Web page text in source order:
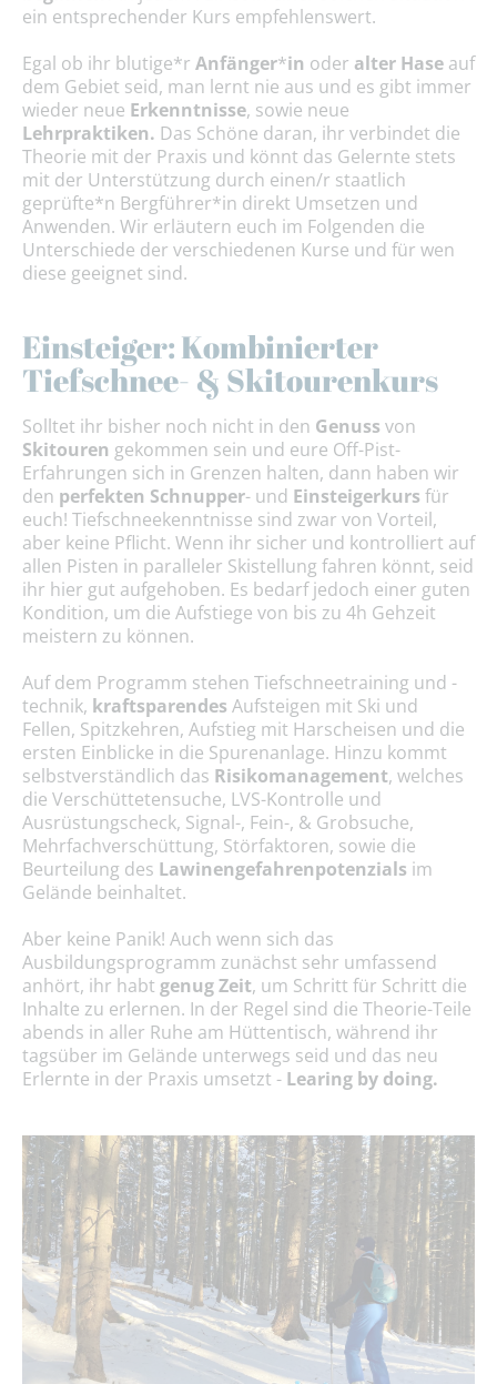
ein entsprechender Kurs empfehlenswert.
Egal ob ihr blutige*r Anfänger*in oder alter Hase auf
dem Gebiet seid, man lernt nie aus und es gibt immer
wieder neue Erkenntnisse, sowie neue
Lehrpraktiken. Das Schöne daran, ihr verbindet die
Theorie mit der Praxis und könnt das Gelernte stets
mit der Unterstützung durch einen/r staatlich
geprüfte*n Bergführer*in direkt Umsetzen und
Anwenden. Wir erläutern euch im Folgenden die
Unterschiede der verschiedenen Kurse und für wen
diese geeignet sind.
Einsteiger: Kombinierter
Tiefschnee- & Skitourenkurs
Solltet ihr bisher noch nicht in den Genuss von
Skitouren gekommen sein und eure Off-Pist-
Erfahrungen sich in Grenzen halten, dann haben wir
den perfekten Schnupper- und Einsteigerkurs für
euch! Tiefschneekenntnisse sind zwar von Vorteil,
aber keine Pflicht. Wenn ihr sicher und kontrolliert auf
allen Pisten in paralleler Skistellung fahren könnt, seid
ihr hier gut aufgehoben. Es bedarf jedoch einer guten
Kondition, um die Aufstiege von bis zu 4h Gehzeit
meistern zu können.
Auf dem Programm stehen Tiefschneetraining und -
technik, kraftsparendes Aufsteigen mit Ski und
Fellen, Spitzkehren, Aufstieg mit Harscheisen und die
ersten Einblicke in die Spurenanlage. Hinzu kommt
selbstverständlich das Risikomanagement, welches
die Verschüttetensuche, LVS-Kontrolle und
Ausrüstungscheck, Signal-, Fein-, & Grobsuche,
Mehrfachverschüttung, Störfaktoren, sowie die
Beurteilung des Lawinengefahrenpotenzials im
Gelände beinhaltet.
Aber keine Panik! Auch wenn sich das
Ausbildungsprogramm zunächst sehr umfassend
anhört, ihr habt genug Zeit, um Schritt für Schritt die
Inhalte zu erlernen. In der Regel sind die Theorie-Teile
abends in aller Ruhe am Hüttentisch, während ihr
tagsüber im Gelände unterwegs seid und das neu
Erlernte in der Praxis umsetzt - Learing by doing.